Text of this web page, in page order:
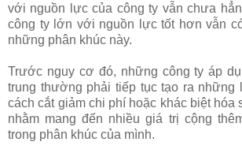
với nguồn lực của công ty vẫn chưa
công ty lớn với nguồn lực tốt hơn vẫn
những phân khúc này.
Trước nguy cơ đó, những công ty áp
trung thường phải tiếp tục tạo ra những
cách cắt giảm chi phí hoặc khác biệt hóa
nhằm mang đến nhiều giá trị cộng
trong phân khúc của mình.